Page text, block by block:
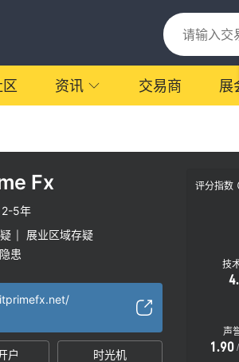
资讯 交易商 展
Fx
2-5年
展业区域存疑
患
户 时光机
评分指数
技
声
1.90 /